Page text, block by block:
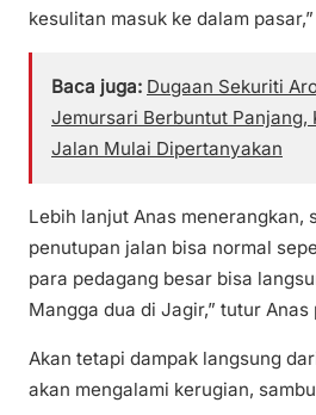
kesulitan masuk ke dalam
Baca juga: Dugaan Sekuriti
Jemursari Berbuntut Panjang,
Jalan Mulai Dipertanyakan
Lebih lanjut Anas menerangkan,
penutupan jalan bisa normal
para pedagang besar bisa
Mangga dua di Jagir,” tutur Anas
Akan tetapi dampak langsung
akan mengalami kerugian,